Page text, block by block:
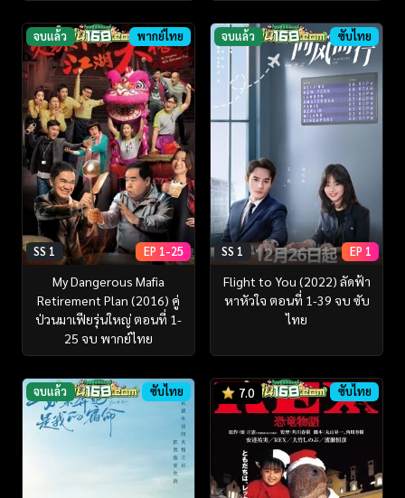
จบแล้ว พากย์ไทย
SS 1 EP 1-25
My Dangerous Mafia
Retirement Plan (2016) คู่
ป่วนมาเฟียรุ่นใหญ่ ตอนที่ 1-
25 จบ พากย์ไทย
จบแล้ว ซับไทย
SS 1 EP 1
Flight to You (2022) ลัดฟ้า
หาหัวใจ ตอนที่ 1-39 จบ ซับ
ไทย
จบแล้ว ซับไทย 7.0 ซับไทย